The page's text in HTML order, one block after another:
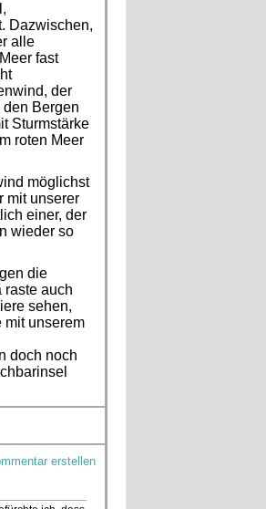
Dazwischen,
alle
fast
der
Bergen
Sturmstärke
roten Meer
möglichst
mit unserer
einer, der
wieder so
die
raste auch
sehen,
mit unserem
doch noch
erstellen